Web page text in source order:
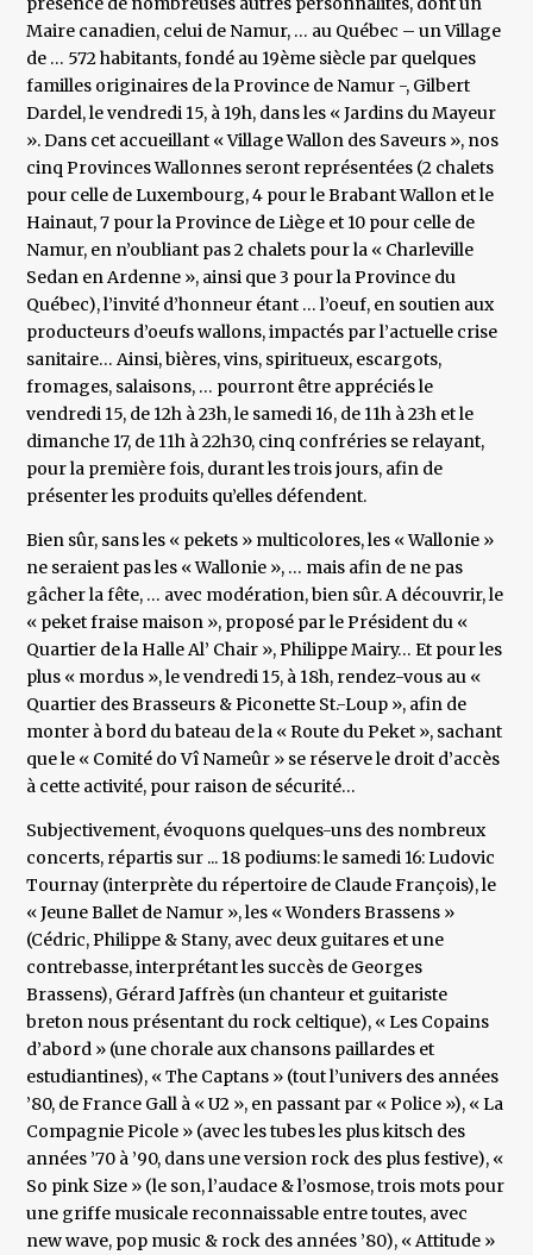
Maire canadien, celui de Namur, … au Québec – un Village
de … 572 habitants, fondé au 19ème siècle par quelques
familles originaires de la Province de Namur -, Gilbert
Dardel, le vendredi 15, à 19h, dans les « Jardins du Mayeur
». Dans cet accueillant « Village Wallon des Saveurs », nos
cinq Provinces Wallonnes seront représentées (2 chalets
pour celle de Luxembourg, 4 pour le Brabant Wallon et le
Hainaut, 7 pour la Province de Liège et 10 pour celle de
Namur, en n’oubliant pas 2 chalets pour la « Charleville
Sedan en Ardenne », ainsi que 3 pour la Province du
Québec), l’invité d’honneur étant … l’oeuf, en soutien aux
producteurs d’oeufs wallons, impactés par l’actuelle crise
sanitaire… Ainsi, bières, vins, spiritueux, escargots,
fromages, salaisons, … pourront être appréciés le
vendredi 15, de 12h à 23h, le samedi 16, de 11h à 23h et le
dimanche 17, de 11h à 22h30, cinq confréries se relayant,
pour la première fois, durant les trois jours, afin de
présenter les produits qu’elles défendent.
Bien sûr, sans les « pekets » multicolores, les « Wallonie »
ne seraient pas les « Wallonie », … mais afin de ne pas
gâcher la fête, … avec modération, bien sûr. A découvrir, le
« peket fraise maison », proposé par le Président du «
Quartier de la Halle Al’ Chair », Philippe Mairy… Et pour les
plus « mordus », le vendredi 15, à 18h, rendez-vous au «
Quartier des Brasseurs & Piconette St.-Loup », afin de
monter à bord du bateau de la « Route du Peket », sachant
que le « Comité do Vî Nameûr » se réserve le droit d’accès
à cette activité, pour raison de sécurité…
Subjectivement, évoquons quelques-uns des nombreux
concerts, répartis sur ... 18 podiums: le samedi 16: Ludovic
Tournay (interprète du répertoire de Claude François), le
« Jeune Ballet de Namur », les « Wonders Brassens »
(Cédric, Philippe & Stany, avec deux guitares et une
contrebasse, interprétant les succès de Georges
Brassens), Gérard Jaffrès (un chanteur et guitariste
breton nous présentant du rock celtique), « Les Copains
d’abord » (une chorale aux chansons paillardes et
estudiantines), « The Captans » (tout l’univers des années
’80, de France Gall à « U2 », en passant par « Police »), « La
Compagnie Picole » (avec les tubes les plus kitsch des
années ’70 à ’90, dans une version rock des plus festive), «
So pink Size » (le son, l’audace & l’osmose, trois mots pour
une griffe musicale reconnaissable entre toutes, avec
new wave, pop music & rock des années ’80), « Attitude »